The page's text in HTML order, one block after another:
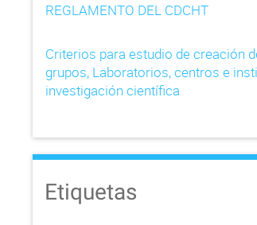
REGLAMENTO DEL CDCHT
Criterios para estudio de creación
grupos, Laboratorios, centros e
investigación científica
Etiquetas